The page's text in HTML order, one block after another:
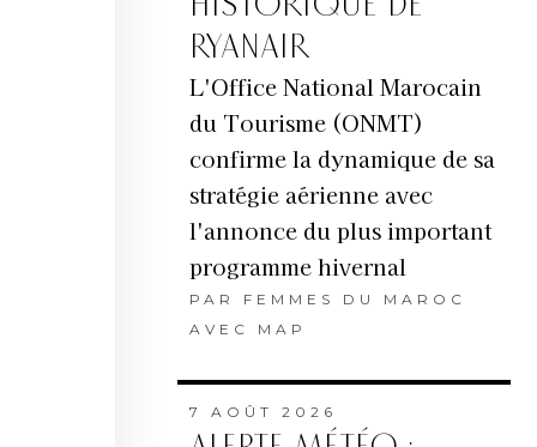
RYANAIR
L'Office National Marocain
du Tourisme (ONMT)
confirme la dynamique de sa
stratégie aérienne avec
l'annonce du plus important
programme hivernal
PAR FEMMES DU MAROC
AVEC MAP
7 AOÛT 2026